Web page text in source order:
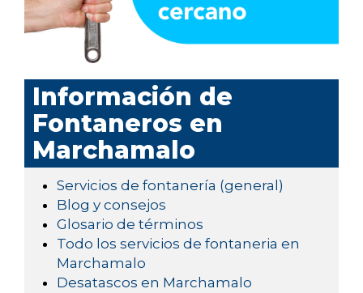
Información de
Fontaneros en
Marchamalo
Servicios de fontanería (general)
Blog y consejos
Glosario de términos
Todo los servicios de fontaneria en
Marchamalo
Desatascos en Marchamalo